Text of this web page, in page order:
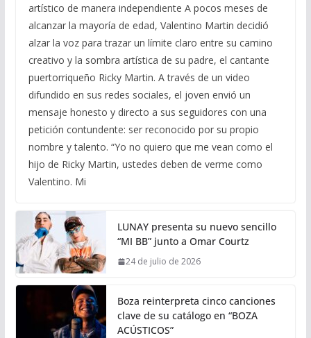
artístico de manera independiente A pocos meses de
alcanzar la mayoría de edad, Valentino Martin decidió
alzar la voz para trazar un límite claro entre su camino
creativo y la sombra artística de su padre, el cantante
puertorriqueño Ricky Martin. A través de un video
difundido en sus redes sociales, el joven envió un
mensaje honesto y directo a sus seguidores con una
petición contundente: ser reconocido por su propio
nombre y talento. “Yo no quiero que me vean como el
hijo de Ricky Martin, ustedes deben de verme como
Valentino. Mi
LUNAY presenta su nuevo sencillo
“MI BB” junto a Omar Courtz
24 de julio de 2026
Boza reinterpreta cinco canciones
clave de su catálogo en “BOZA
ACÚSTICOS”